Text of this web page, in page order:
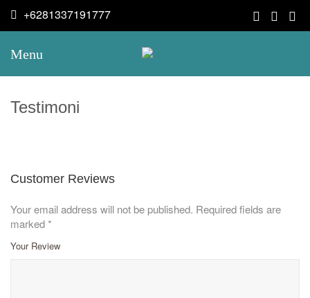
+6281337191777
Menu
Testimoni
Customer Reviews
Your email address will not be published. Required fields are
marked*
Your Review